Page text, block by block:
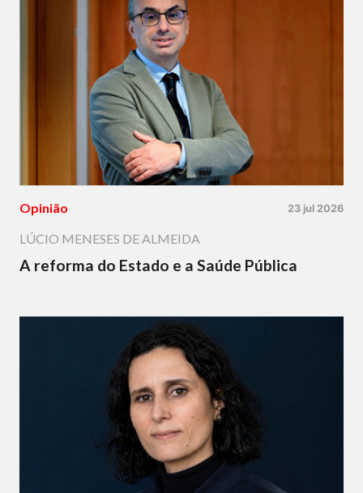
Opinião 23 jul 2026
LÚCIO MENESES DE ALMEIDA
A reforma do Estado e a Saúde Pública